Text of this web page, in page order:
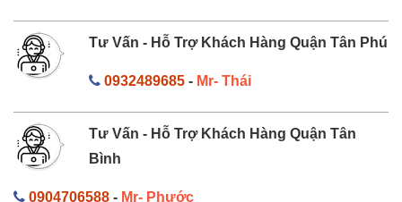
Tư Vấn - Hỗ Trợ Khách Hàng Quận Tân Phú
0932489685- Mr- Thái
Tư Vấn - Hỗ Trợ Khách Hàng Quận Tân
Bình
0904706588 - Mr- Phước